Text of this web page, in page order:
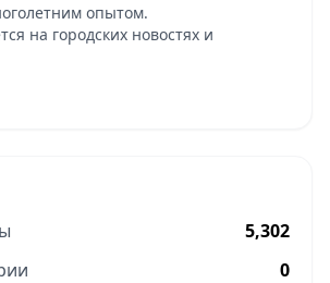
опытом.
на городских новостях и
5,302
0